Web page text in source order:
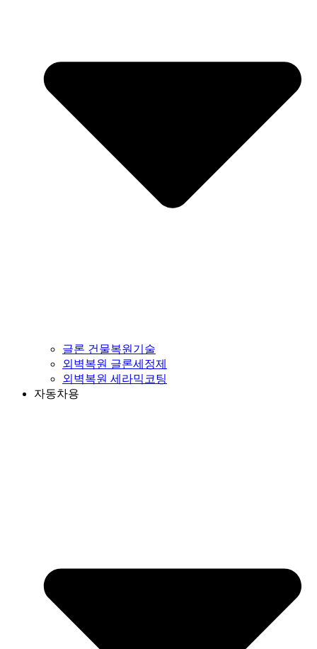
글론 건물복원기술
외벽복원 글론세정제
외벽복원 세라믹코팅
자동차용